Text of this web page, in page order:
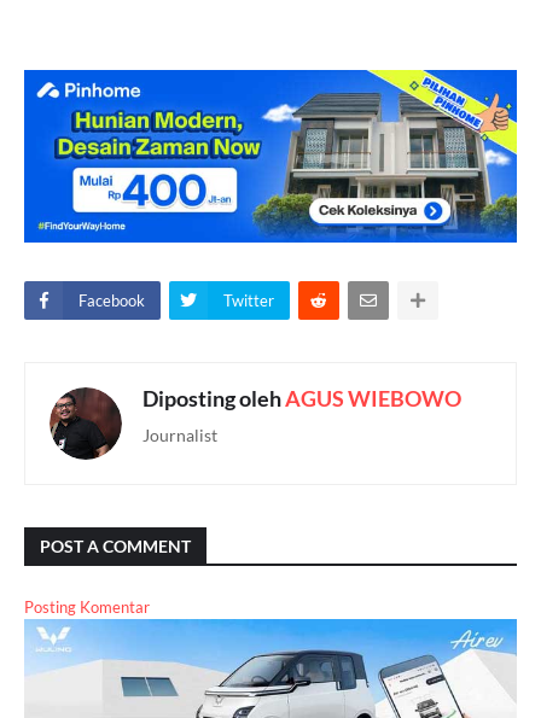
Facebook Twitter
Diposting olehAGUS WIEBOWO
Journalist
POST A COMMENT
Posting Komentar